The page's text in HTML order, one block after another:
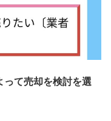
って売却を検討を選